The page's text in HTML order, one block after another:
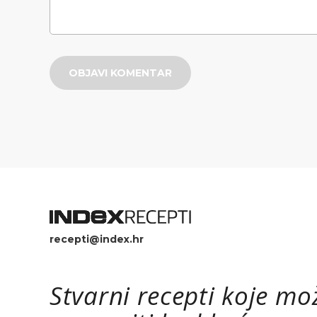
OBJAVI KOMENTAR
recepti@index.hr
Stvarni recepti koje